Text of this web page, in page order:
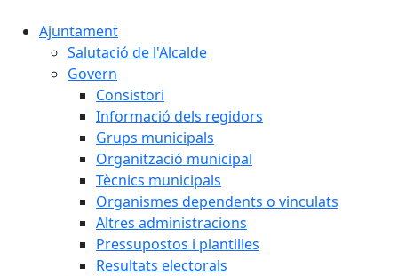
Ajuntament
Salutació de l'Alcalde
Govern
Consistori
Informació dels regidors
Grups municipals
Organització municipal
Tècnics municipals
Organismes dependents o vinculats
Altres administracions
Pressupostos i plantilles
Resultats electorals